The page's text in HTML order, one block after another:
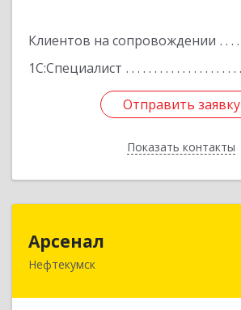
Клиентов на сопровождении
1С:Специалист
Отправить заявку
Показать контакты
Отправить заявку
Назад
Арсенал
Нефтекумск